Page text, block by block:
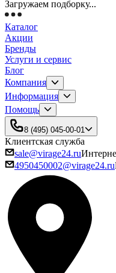
Загружаем подборку...
Каталог
Акции
Бренды
Услуги и сервис
Блог
Компания
Информация
Помощь
8 (495) 045-00-01
Клиентская служба
sale@virage24.ru
4950450002@virage24.ru